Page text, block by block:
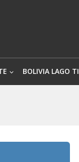
BOLIVIA LAGO